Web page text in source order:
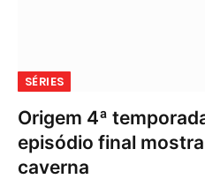
SÉRIES
Origem 4ª
episódio final
caverna